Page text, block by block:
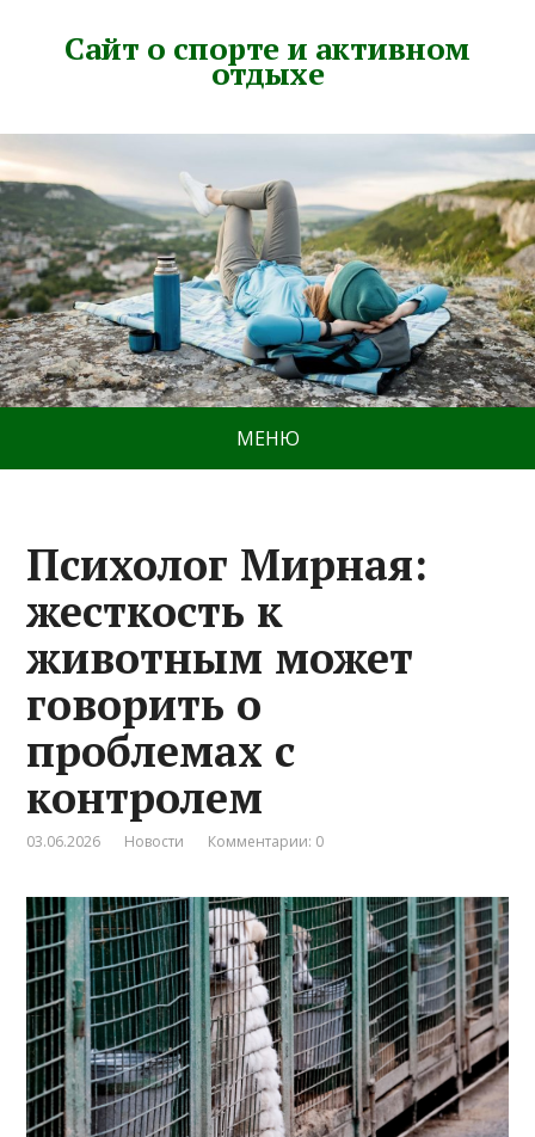
Сайт о спорте и активном
отдыхе
МЕНЮ
Психолог Мирная:
жесткость к
животным может
говорить о
проблемах с
контролем
03.06.2026 Новости Комментарии: 0